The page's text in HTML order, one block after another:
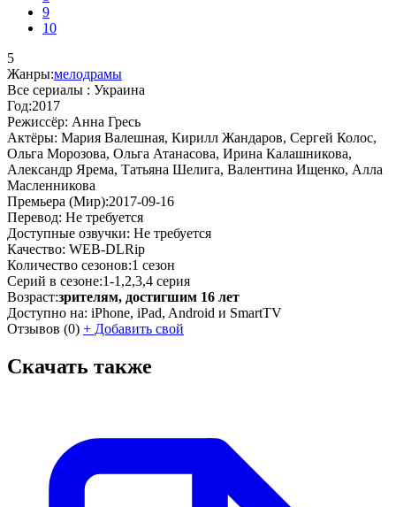
9
10
5
Жанры:мелодрамы
Все сериалы : Украина
Год:2017
Режиссёр: Анна Гресь
Актёры: Мария Валешная, Кирилл Жандаров, Сергей Колос,
Ольга Морозова, Ольга Атанасова, Ирина Калашникова,
Александр Ярема, Татьяна Шелига, Валентина Ищенко, Алла
Масленникова
Премьера (Мир):2017-09-16
Перевод: Не требуется
Доступные озвучки: Не требуется
Качество: WEB-DLRip
Количество сезонов:1 сезон
Серий в сезоне:1-1,2,3,4 серия
Возраст:зрителям, достигшим 16 лет
Доступно на: iPhone, iPad, Android и SmartTV
Отзывов (0) + Добавить свой
Скачать также